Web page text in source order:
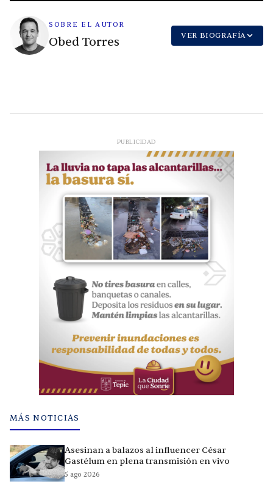
SOBRE EL AUTOR
Obed Torres VER BIOGRAFÍA
PUBLICIDAD
MÁS NOTICIAS
Asesinan a balazos al influencer César
Gastélum en plena transmisión en vivo
5 ago 2026